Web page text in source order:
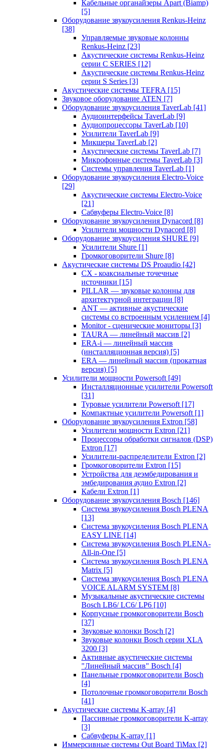
Кабельные органайзеры Apart (Biamp)
[5]
Оборудование звукоусиления Renkus-Heinz
[38]
Управляемые звуковые колонны
Renkus-Heinz [23]
Акустические системы Renkus-Heinz
серии C SERIES [12]
Акустические системы Renkus-Heinz
серии S Series [3]
Акустические системы TEFRA [15]
Звуковое оборудование ATEN [7]
Оборудование звукоусиления TaverLab [41]
Аудиоинтерфейсы TaverLab [9]
Аудиопроцессоры TaverLab [10]
Усилители TaverLab [9]
Микшеры TaverLab [2]
Акустические системы TaverLab [7]
Микрофонные системы TaverLab [3]
Системы управления TaverLab [1]
Оборудование звукоусиления Electro-Voice
[29]
Акустические системы Electro-Voice
[21]
Сабвуферы Electro-Voice [8]
Оборудование звукоусиления Dynacord [8]
Усилители мощности Dynacord [8]
Оборудование звукоусиления SHURE [9]
Усилители Shure [1]
Громкоговорители Shure [8]
Акустические системы DS Proaudio [42]
CX - коаксиальные точечные
источники [15]
PILLAR — звуковые колонны для
архитектурной интеграции [8]
ANT — активные акустические
системы со встроенным усилением [4]
Monitor - сценические мониторы [3]
TAURA — линейный массив [2]
ERA-i — линейный массив
(инсталляционная версия) [5]
ERA — линейный массив (прокатная
версия) [5]
Усилители мощности Powersoft [49]
Инсталляционные усилители Powersoft
[31]
Туровые усилители Powersoft [17]
Компактные усилители Powersoft [1]
Оборудование звукоусиления Extron [58]
Усилители мощности Extron [21]
Процессоры обработки сигналов (DSP)
Extron [17]
Усилители-распределители Extron [2]
Громкоговорители Extron [15]
Устройства для деэмбедирования и
эмбедирования аудио Extron [2]
Кабели Extron [1]
Оборудование звукоусиления Bosch [146]
Система звукоусиления Bosch PLENA
[13]
Система звукоусиления Bosch PLENA
EASY LINE [14]
Система звукоусиления Bosch PLENA-
All-in-One [5]
Система звукоусиления Bosch PLENA
Matrix [5]
Система звукоусиления Bosch PLENA
VOICE ALARM SYSTEM [8]
Музыкальные акустические системы
Bosch LB6/ LC6/ LP6 [10]
Корпусные громкоговорители Bosch
[37]
Звуковые колонки Bosch [2]
Звуковые колонки Bosch серии XLA
3200 [3]
Активные акустические системы
"Линейный массив" Bosch [4]
Панельные громкоговорители Bosch
[4]
Потолочные громкоговорители Bosch
[41]
Акустические системы K-array [4]
Пассивные громкоговорители K-array
[3]
Сабвуферы K-array [1]
Иммерсивные системы Out Board TiMax [2]